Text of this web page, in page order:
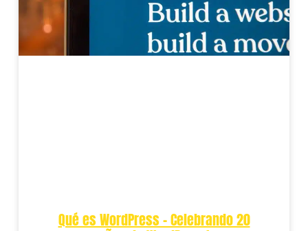
Qué es WordPress – Celebrando 20